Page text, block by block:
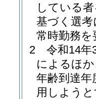
している
基づく選
常時勤務
2
令和14年
によるほ
年齢到達
用しよう